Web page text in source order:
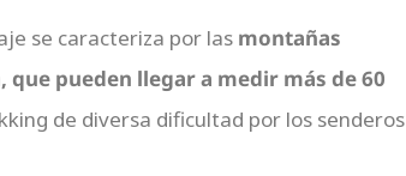
se caracteriza por las montañas
pueden llegar a medir más de 60
de diversa dificultad por los senderos